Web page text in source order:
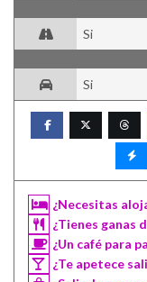
Si
Si
¿Necesitas
¿Tienes ganas
¿Un café para
¿Te apetece